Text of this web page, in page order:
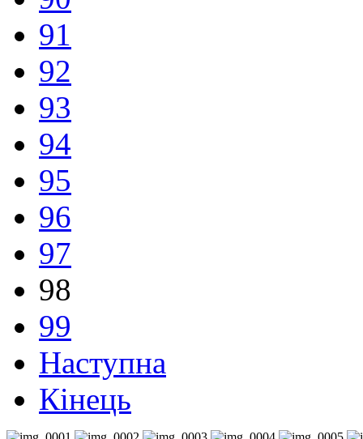
91
92
93
94
95
96
97
98
99
Наступна
Кінець